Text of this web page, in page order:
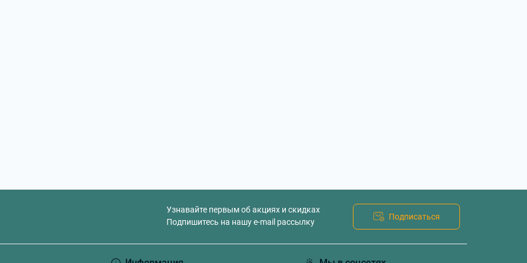
Узнавайте первым об акциях и скидках
Подпишитесь на нашу e-mail рассылку
Подписаться